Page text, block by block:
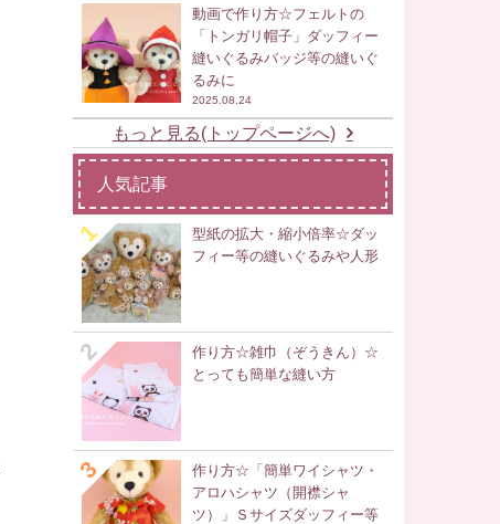
動画で作り方☆フェルトの
「トンガリ帽子」ダッフィー
縫いぐるみバッジ等の縫いぐ
るみに
2025.08.24
もっと見る(トップページへ)
人気記事
型紙の拡大・縮小倍率☆ダッ
フィー等の縫いぐるみや人形
作り方☆雑巾（ぞうきん）☆
とっても簡単な縫い方
作り方☆「簡単ワイシャツ・
アロハシャツ（開襟シャ
ツ）」Ｓサイズダッフィー等